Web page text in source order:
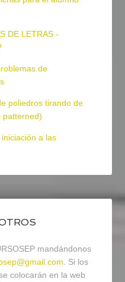
DE LETRAS -
de
poliedros tirando de
patterned)
a las
mandándonos
. Si los
colocarán en la web